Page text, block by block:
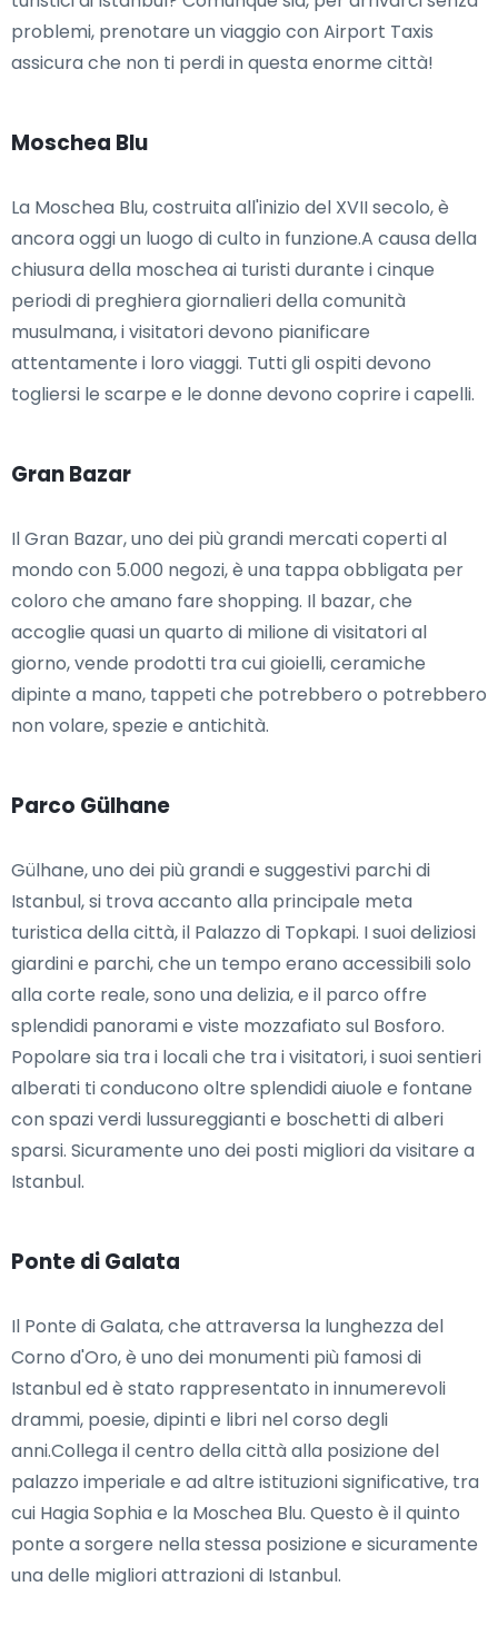
problemi, prenotare un viaggio con Airport Taxis
assicura che non ti perdi in questa enorme città!
Moschea Blu
La Moschea Blu, costruita all'inizio del XVII secolo, è
ancora oggi un luogo di culto in funzione.A causa della
chiusura della moschea ai turisti durante i cinque
periodi di preghiera giornalieri della comunità
musulmana, i visitatori devono pianificare
attentamente i loro viaggi. Tutti gli ospiti devono
togliersi le scarpe e le donne devono coprire i capelli.
Gran Bazar
Il Gran Bazar, uno dei più grandi mercati coperti al
mondo con 5.000 negozi, è una tappa obbligata per
coloro che amano fare shopping. Il bazar, che
accoglie quasi un quarto di milione di visitatori al
giorno, vende prodotti tra cui gioielli, ceramiche
dipinte a mano, tappeti che potrebbero o potrebbero
non volare, spezie e antichità.
Parco Gülhane
Gülhane, uno dei più grandi e suggestivi parchi di
Istanbul, si trova accanto alla principale meta
turistica della città, il Palazzo di Topkapi. I suoi deliziosi
giardini e parchi, che un tempo erano accessibili solo
alla corte reale, sono una delizia, e il parco offre
splendidi panorami e viste mozzafiato sul Bosforo.
Popolare sia tra i locali che tra i visitatori, i suoi sentieri
alberati ti conducono oltre splendidi aiuole e fontane
con spazi verdi lussureggianti e boschetti di alberi
sparsi. Sicuramente uno dei posti migliori da visitare a
Istanbul.
Ponte di Galata
Il Ponte di Galata, che attraversa la lunghezza del
Corno d'Oro, è uno dei monumenti più famosi di
Istanbul ed è stato rappresentato in innumerevoli
drammi, poesie, dipinti e libri nel corso degli
anni.Collega il centro della città alla posizione del
palazzo imperiale e ad altre istituzioni significative, tra
cui Hagia Sophia e la Moschea Blu. Questo è il quinto
ponte a sorgere nella stessa posizione e sicuramente
una delle migliori attrazioni di Istanbul.